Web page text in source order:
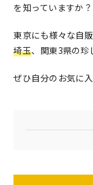
を知っていますか？
東京にも様々な自
埼玉、関東3県の珍
ぜひ自分のお気に